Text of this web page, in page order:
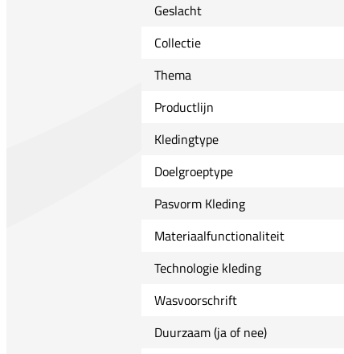
Geslacht
Collectie
Thema
Productlijn
Kledingtype
Doelgroeptype
Pasvorm Kleding
Materiaalfunctionaliteit
Technologie kleding
Wasvoorschrift
Duurzaam (ja of nee)